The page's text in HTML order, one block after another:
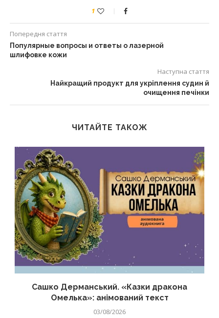
1
Попередня стаття
Популярные вопросы и ответы о лазерной
шлифовке кожи
Наступна стаття
Найкращий продукт для укріплення судин й
очищення печінки
ЧИТАЙТЕ ТАКОЖ
Сашко Дерманський. «Казки дракона
Омелька»: анімований текст
03/08/2026